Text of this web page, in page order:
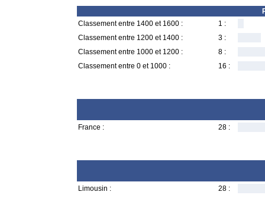
Classement entre 1400 et 1600 :
1 :
Classement entre 1200 et 1400 :
3 :
Classement entre 1000 et 1200 :
8 :
Classement entre 0 et 1000 :
16 :
France : 28 :
Limousin : 28 :